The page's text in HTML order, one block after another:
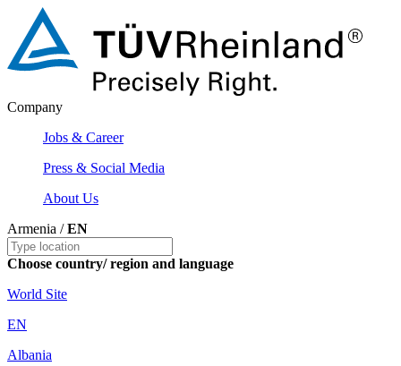
Company
Jobs & Career
Press & Social Media
About Us
Armenia /EN
Choose country/ region and language
World Site
EN
Albania